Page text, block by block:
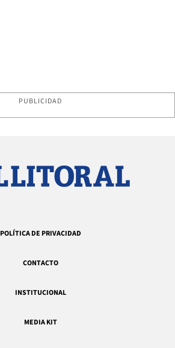
PUBLICIDAD
POLÍTICA DE PRIVACIDAD
CONTACTO
INSTITUCIONAL
MEDIA KIT